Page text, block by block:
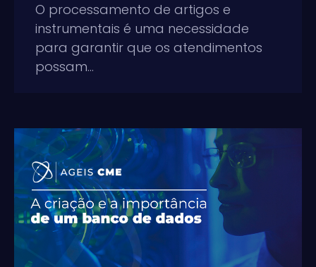
O processamento de artigos e
instrumentais é uma necessidade
para garantir que os atendimentos
possam...